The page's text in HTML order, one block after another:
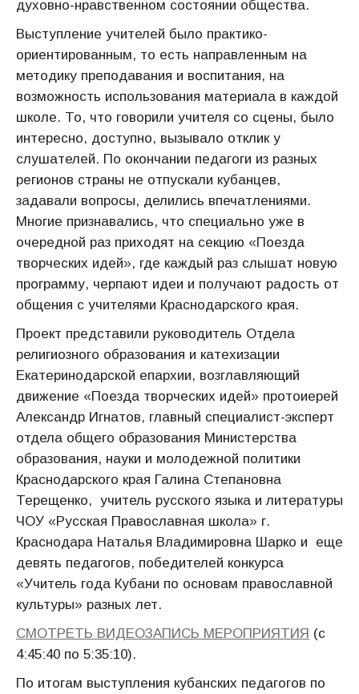
духовно-нравственном состоянии общества.
Выступление учителей было практико-
ориентированным, то есть направленным на
методику преподавания и воспитания, на
возможность использования материала в каждой
школе. То, что говорили учителя со сцены, было
интересно, доступно, вызывало отклик у
слушателей. По окончании педагоги из разных
регионов страны не отпускали кубанцев,
задавали вопросы, делились впечатлениями.
Многие признавались, что специально уже в
очередной раз приходят на секцию «Поезда
творческих идей», где каждый раз слышат новую
программу, черпают идеи и получают радость от
общения с учителями Краснодарского края.
Проект представили руководитель Отдела
религиозного образования и катехизации
Екатеринодарской епархии, возглавляющий
движение «Поезда творческих идей» протоиерей
Александр Игнатов, главный специалист-эксперт
отдела общего образования Министерства
образования, науки и молодежной политики
Краснодарского края Галина Степановна
Терещенко, учитель русского языка и литературы
ЧОУ «Русская Православная школа» г.
Краснодара Наталья Владимировна Шарко и еще
девять педагогов, победителей конкурса
«Учитель года Кубани по основам православной
культуры» разных лет.
СМОТРЕТЬ ВИДЕОЗАПИСЬ МЕРОПРИЯТИЯ (с
4:45:40 по 5:35:10).
По итогам выступления кубанских педагогов по